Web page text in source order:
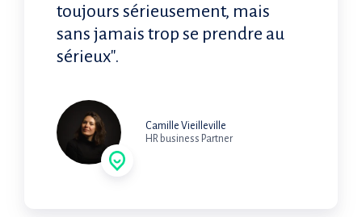
toujours sérieusement, mais
sans jamais trop se prendre au
sérieux".
Camille Vieilleville
HR business Partner